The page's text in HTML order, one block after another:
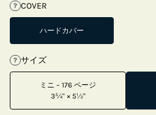
? COVER
ハードカバー
? サイズ
ミニ – 176 ページ
3¾" × 5½"